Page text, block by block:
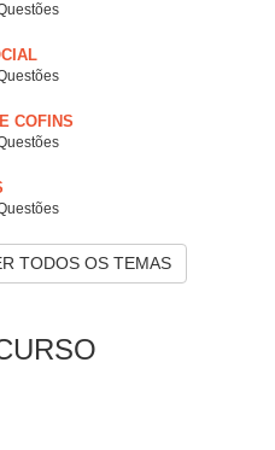
COFINS
TODOS OS TEMAS